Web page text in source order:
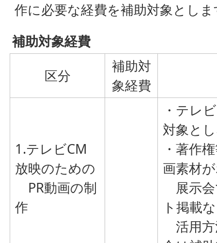
作に必要な経費を補助対象とし
補助対象経費
区分
補助対
象経費
1.テレビCM
放映のための
PR動画の制
作
・テレ
対象と
・著作
画素材
展示会
ト掲載
活用方